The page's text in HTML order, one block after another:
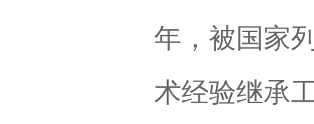
年，被国家
术经验继承